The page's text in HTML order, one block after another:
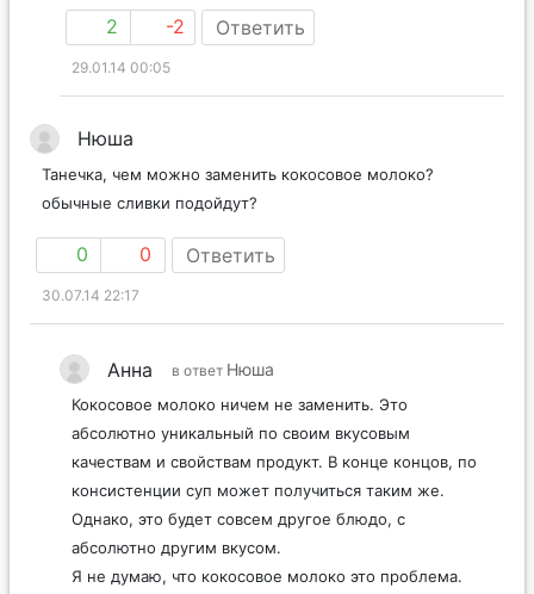
2 -2 Ответить
29.01.14 00:05
Нюша
Танечка, чем можно заменить кокосовое молоко?
обычные сливки подойдут?
0 0 Ответить
30.07.14 22:17
Анна в ответ Нюша
Кокосовое молоко ничем не заменить. Это
абсолютно уникальный по своим вкусовым
качествам и свойствам продукт. В конце концов, по
консистенции суп может получиться таким же.
Однако, это будет совсем другое блюдо, с
абсолютно другим вкусом.
Я не думаю, что кокосовое молоко это проблема.